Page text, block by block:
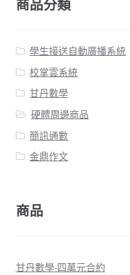
商品分類
學生接送自動廣播系統
校掌雲系統
甘丹數學
硬體周邊商品
簡訊通數
金鼎作文
商品
甘丹數學-四萬元合約